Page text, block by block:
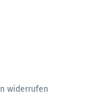
widerrufen